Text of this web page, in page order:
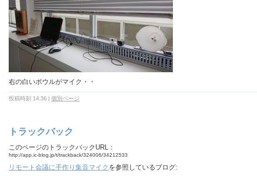
右の白いボウルがマイク・・
投稿時刻 14:36 | 個別ページ
トラックバック
このページのトラックバックURL：
http://app.ic-blog.jp/t/trackback/324006/34212533
リモート会議に手作り集音マイク を参照しているブログ: